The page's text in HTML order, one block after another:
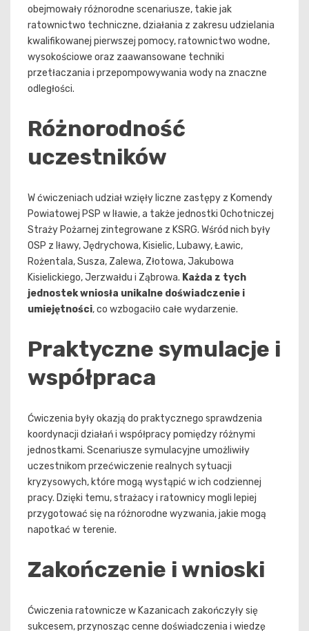
obejmowały różnorodne scenariusze, takie jak
ratownictwo techniczne, działania z zakresu udzielania
kwalifikowanej pierwszej pomocy, ratownictwo wodne,
wysokościowe oraz zaawansowane techniki
przetłaczania i przepompowywania wody na znaczne
odległości.
Różnorodność
uczestników
W ćwiczeniach udział wzięły liczne zastępy z Komendy
Powiatowej PSP w Iławie, a także jednostki Ochotniczej
Straży Pożarnej zintegrowane z KSRG. Wśród nich były
OSP z Iławy, Jędrychowa, Kisielic, Lubawy, Ławic,
Rożentala, Susza, Zalewa, Złotowa, Jakubowa
Kisielickiego, Jerzwałdu i Ząbrowa. Każda z tych
jednostek wniosła unikalne doświadczenie i
umiejętności, co wzbogaciło całe wydarzenie.
Praktyczne symulacje i
współpraca
Ćwiczenia były okazją do praktycznego sprawdzenia
koordynacji działań i współpracy pomiędzy różnymi
jednostkami. Scenariusze symulacyjne umożliwiły
uczestnikom przećwiczenie realnych sytuacji
kryzysowych, które mogą wystąpić w ich codziennej
pracy. Dzięki temu, strażacy i ratownicy mogli lepiej
przygotować się na różnorodne wyzwania, jakie mogą
napotkać w terenie.
Zakończenie i wnioski
Ćwiczenia ratownicze w Kazanicach zakończyły się
sukcesem, przynosząc cenne doświadczenia i wiedzę